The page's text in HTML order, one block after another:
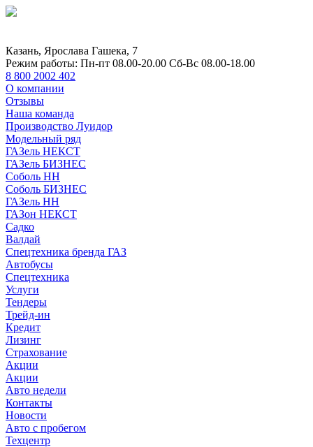
Казань, Ярослава Гашека, 7
Режим работы: Пн-пт 08.00-20.00 Сб-Вс 08.00-18.00
8 800 2002 402
О компании
Отзывы
Наша команда
Производство Луидор
Модельный ряд
ГАЗель НЕКСТ
ГАЗель БИЗНЕС
Соболь НН
Соболь БИЗНЕС
ГАЗель НН
ГАЗон НЕКСТ
Садко
Валдай
Спецтехника бренда ГАЗ
Автобусы
Спецтехника
Услуги
Тендеры
Трейд-ин
Кредит
Лизинг
Страхование
Акции
Акции
Авто недели
Контакты
Новости
Авто с пробегом
Техцентр